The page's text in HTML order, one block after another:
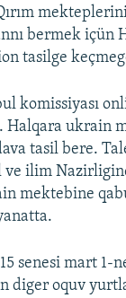
bermek içün
tasilge
komissiyası
Halqara ukrain
tasil bere.
ve ilim
mektebine
senesi mart 1-
diger oquv